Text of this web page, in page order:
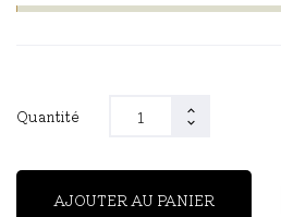
Quantité
AJOUTER AU PANIER